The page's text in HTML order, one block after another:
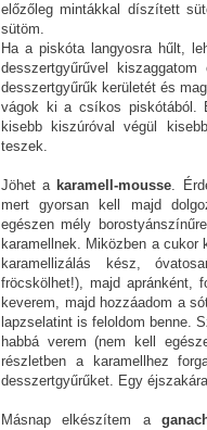
előzőleg mintákkal díszített
sütöm.
Ha a piskóta langyosra hűlt,
desszertgyűrűvel
desszertgyűrűk kerületét és
vágok ki a csíkos piskótából.
kisebb kiszúróval végül
teszek.
Jöhet a karamell-mousse.
mert gyorsan kell majd
egészen mély
karamellnek. Miközben a
karamellizálás kész,
fröcskölhet!), majd apránként,
keverem, majd hozzáadom a
lapzselatint is feloldom benne.
habbá verem (nem kell
részletben a karamellhez
desszertgyűrűket. Egy
Másnap elkészítem a